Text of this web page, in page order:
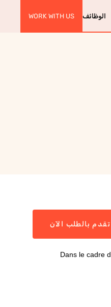
الوظائف WORK WITH US
تقدم بالطلب الآن
Dans le cadre